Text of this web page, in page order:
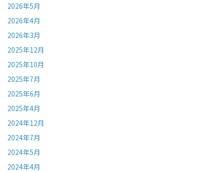
2026年5月
2026年4月
2026年3月
2025年12月
2025年10月
2025年7月
2025年6月
2025年4月
2024年12月
2024年7月
2024年5月
2024年4月